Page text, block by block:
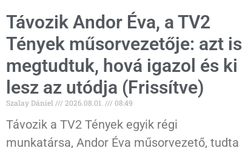
Távozik Andor Éva, a TV2
Tények műsorvezetője: azt is
megtudtuk, hová igazol és ki
lesz az utódja (Frissítve)
Szalay Dániel 2026.08.01. 08:49
Távozik a TV2 Tények egyik régi
munkatársa, Andor Éva műsorvezető, tudta